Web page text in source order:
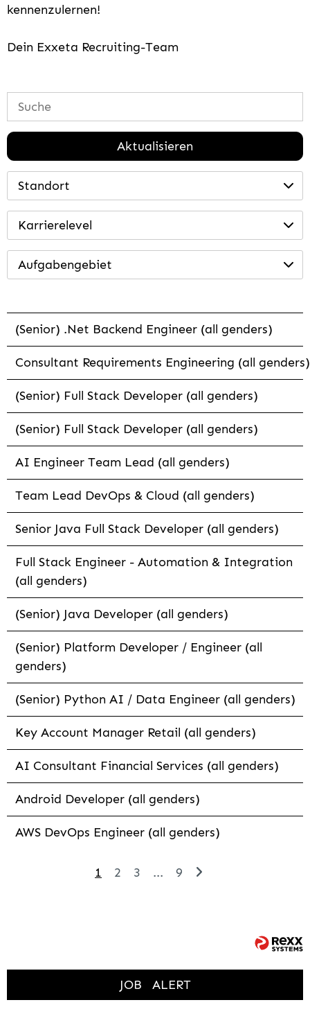
kennenzulernen!
Dein Exxeta Recruiting-Team
Aktualisieren
Standort
Karrierelevel
Aufgabengebiet
(Senior) .Net Backend Engineer (all genders)
Consultant Requirements Engineering (all genders)
(Senior) Full Stack Developer (all genders)
(Senior) Full Stack Developer (all genders)
AI Engineer Team Lead (all genders)
Team Lead DevOps & Cloud (all genders)
Senior Java Full Stack Developer (all genders)
Full Stack Engineer - Automation & Integration
(all genders)
(Senior) Java Developer (all genders)
(Senior) Platform Developer / Engineer (all
genders)
(Senior) Python AI / Data Engineer (all genders)
Key Account Manager Retail (all genders)
AI Consultant Financial Services (all genders)
Android Developer (all genders)
AWS DevOps Engineer (all genders)
1 2 3 ... 9
JOB ALERT